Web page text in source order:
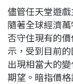
儘管任天堂遊
隨著全球經濟
否守住現有的
示，受到目前
出現相當大的
期望。暗指價